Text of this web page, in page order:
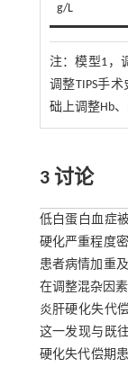
g/L
注：模型1，
调整TIPS手
础上调整Hb、
3 讨论
低白蛋白血症
硬化严重程度
患者病情加重
在调整混杂因
炎肝硬化失代
这一发现与既
硬化失代偿期